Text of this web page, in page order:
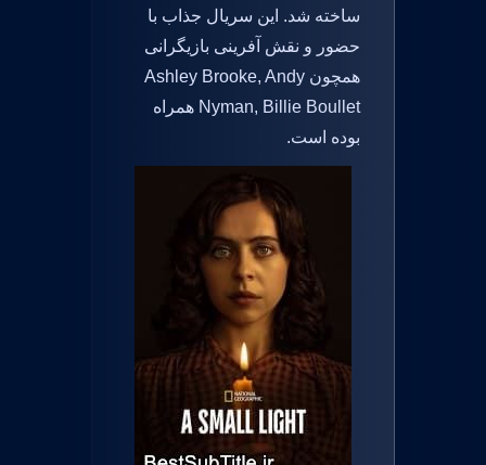
ساخته شد. این سریال جذاب با
حضور و نقش آفرینی بازیگرانی
همچون Ashley Brooke, Andy
Nyman, Billie Boullet همراه
بوده است.